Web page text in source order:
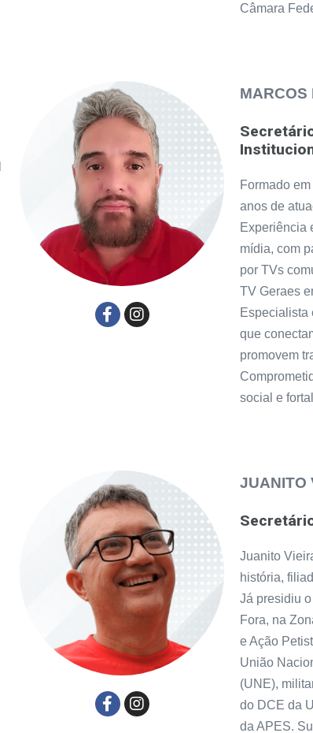
Câmara
MARCOS
Formado
anos de
Experiência
mídia, com
por TVs
TV Geraes
Especialista
que
promovem
social e
JUANITO
Juanito
história,
Já presidiu
Fora, na
e Ação
União
(UNE),
do DCE da
da APES.